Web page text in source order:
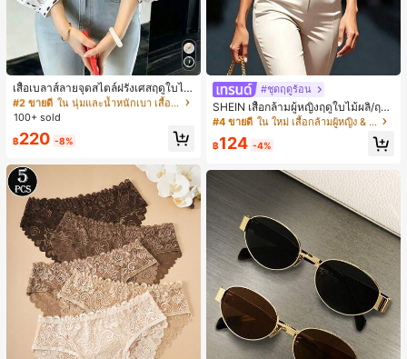
เสื้อเบลาส์ลายจุดสไตล์ฝรั่งเศสฤดูใบไม้
ร่วง, ทรงเข้ารูป, แขนยาวคอวี, สไตล์ให
ม่ฤดูใบไม้ผลิ, ป้องกันแสงแดด, ใส่ไป
#2 ขายดี
ใน นุ่มและน้ำหนักเบา เสื้อสตรี เสื้อเบลาส์ & Tee
10+ พูดว่า "คุณภาพเนื้อผ้าดี"
#2 ขายดี
ใน นุ่มและน้ำหนักเบา เสื้อสตรี เสื้อเบลาส์ & Tee
10+ พูดว่า "คุณภาพเนื้อผ้าดี"
#2 ขายดี
ใน นุ่มและน้ำหนักเบา เสื้อสตรี เสื้อเบลาส์ & Tee
10+ พูดว่า "คุณภาพเนื้อผ้าดี"
#2 ขายดี
ใน นุ่มและน้ำหนักเบา เสื้อสตรี เสื้อเบลาส์ & Tee
100+ sold
฿220 -8%
#ชุดฤดูร้อน
SHEIN เสื้อกล้ามผู้หญิงฤดูใบไม้ผลิ/ฤดูร้
อน ใหม่ สไตล์มินิมอลลำลองหรูหรา สีบ
ล็อก ลายจุด คอวี แพตช์เวิร์ก ชายระบา
ย แขนกุด ทรงเข้ารูป อเนกประสงค์, เสื้อ
หญิง, เสื้อเที่ยวพักผ่อนผู้หญิง
#4 ขายดี ใน ใหม่ เสื้อกล้ามผู้หญิง & Camis
฿124 -4%